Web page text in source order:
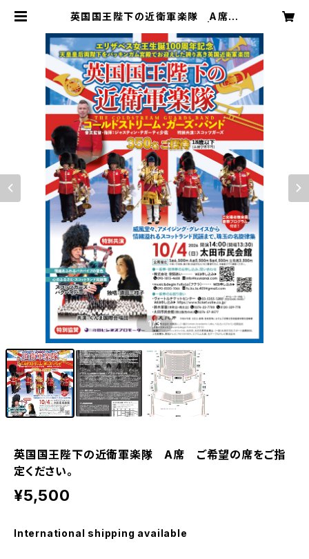
英国国王陛下の近衛軍楽隊 A席
anai
1/3
英国国王陛下の近衛軍楽隊 A席 ご希望の席をご指
定ください。
¥5,500
International shipping available